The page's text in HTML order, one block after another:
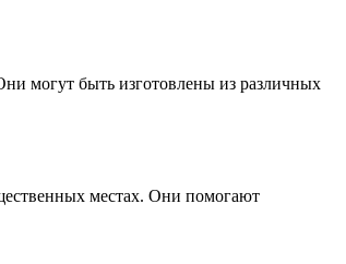
могут быть изготовлены из различных
местах. Они помогают